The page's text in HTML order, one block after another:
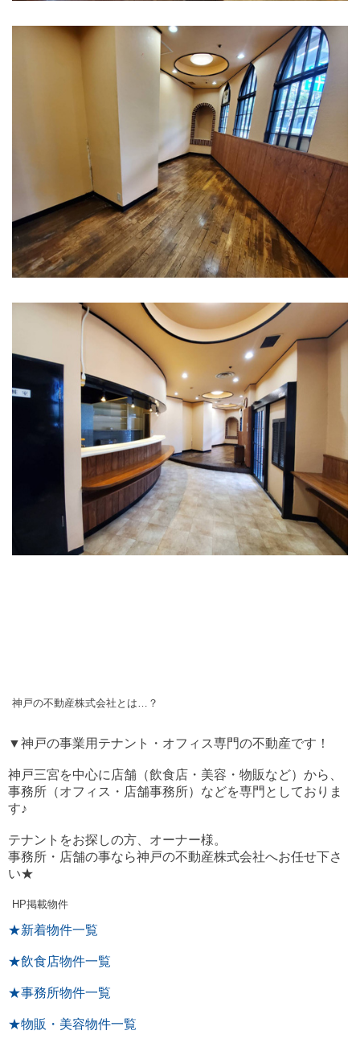
神戸の不動産株式会社とは…？
▼神戸の事業用テナント・オフィス専門の不動産です！
神戸三宮を中心に店舗（飲食店・美容・物販など）から、
事務所（オフィス・店舗事務所）などを専門としておりま
す♪
テナントをお探しの方、オーナー様。
事務所・店舗の事なら神戸の不動産株式会社へお任せ下さ
い★
HP掲載物件
★新着物件一覧
★飲食店物件一覧
★事務所物件一覧
★物販・美容物件一覧